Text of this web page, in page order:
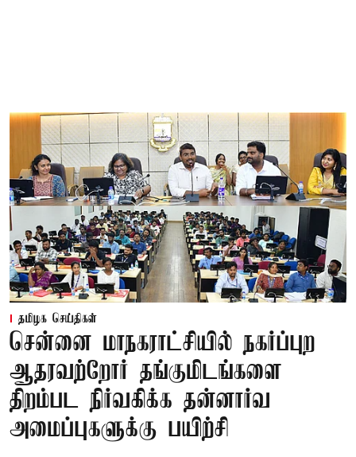
தமிழக செய்திகள்
சென்னை மாநகராட்சியில் நகர்ப்புற
ஆதரவற்றோர் தங்குமிடங்களை
திறம்பட நிர்வகிக்க தன்னார்வ
அமைப்புகளுக்கு பயிற்சி